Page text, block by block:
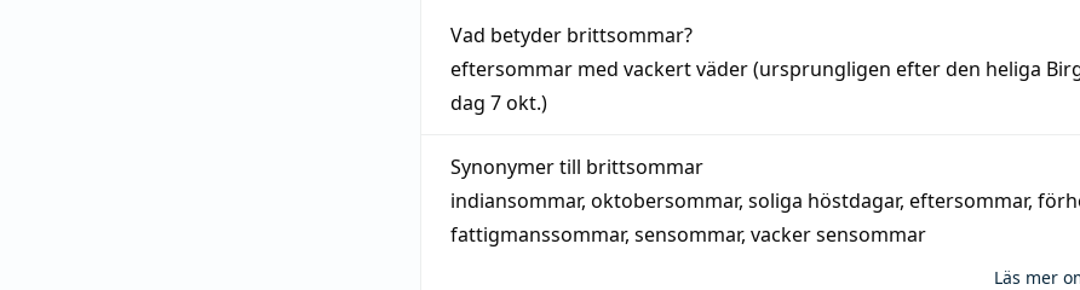
Vad betyder brittsommar?
eftersommar med vackertväder(ursprungligen efter den heliga
dag 7 okt.)
Synonymer till brittsommar
indiansommar, oktobersommar, soliga höstdagar, eftersommar,
fattigmanssommar, sensommar, vacker sensommar
Läs mer